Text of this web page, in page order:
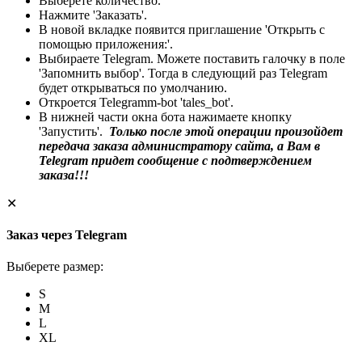
Нажмите 'Заказать'.
В новой вкладке появится приглашение 'Открыть с
помощью приложения:'.
Выбираете Telegram. Можете поставить галочку в поле
'Запомнить выбор'. Тогда в следующий раз Telegram
будет открываться по умолчанию.
Откроется Telegramm-bot 'tales_bot'.
В нижней части окна бота нажимаете кнопку
'Запустить'. Только после этой операции произойдет
передача заказа администратору сайта, а Вам в
Telegram придет сообщение с подтверждением
заказа!!!
✕
Заказ через Telegram
Выберете размер:
S
M
L
XL